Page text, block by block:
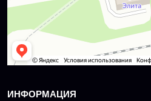
ИНФОРМАЦИЯ